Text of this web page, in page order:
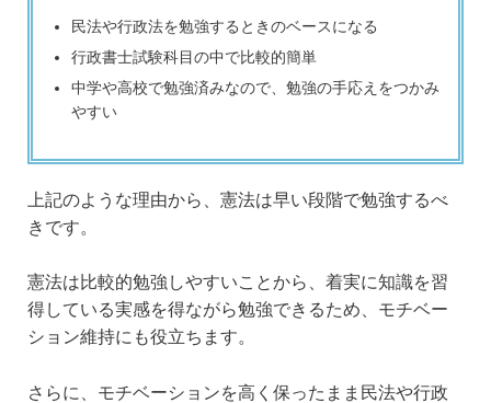
民法や行政法を勉強するときのベースになる
行政書士試験科目の中で比較的簡単
中学や高校で勉強済みなので、勉強の手応えをつかみ
やすい
上記のような理由から、憲法は早い段階で勉強するべ
きです。
憲法は比較的勉強しやすいことから、着実に知識を習
得している実感を得ながら勉強できるため、モチベー
ション維持にも役立ちます。
さらに、モチベーションを高く保ったまま民法や行政